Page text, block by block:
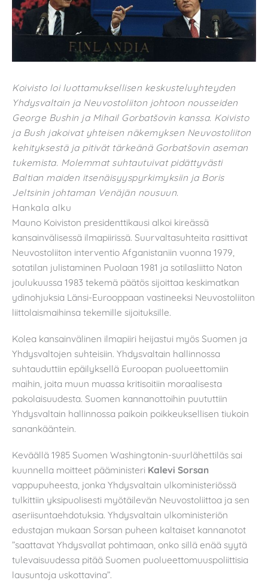
Koivisto loi luottamuksellisen keskusteluyhteyden
Yhdysvaltain ja Neuvostoliiton johtoon nousseiden
George Bushin ja Mihail Gorbatšovin kanssa. Koivisto
ja Bush jakoivat yhteisen näkemyksen Neuvostoliiton
kehityksestä ja pitivät tärkeänä Gorbatšovin aseman
tukemista. Molemmat suhtautuivat pidättyvästi
Baltian maiden itsenäisyyspyrkimyksiin ja Boris
Jeltsinin johtaman Venäjän nousuun.
Hankala alku
Mauno Koiviston presidenttikausi alkoi kireässä
kansainvälisessä ilmapiirissä. Suurvaltasuhteita rasittivat
Neuvostoliiton interventio Afganistaniin vuonna 1979,
sotatilan julistaminen Puolaan 1981 ja sotilasliitto Naton
joulukuussa 1983 tekemä päätös sijoittaa keskimatkan
ydinohjuksia Länsi-Eurooppaan vastineeksi Neuvostoliiton
liittolaismaihinsa tekemille sijoituksille.
Kolea kansainvälinen ilmapiiri heijastui myös Suomen ja
Yhdysvaltojen suhteisiin. Yhdysvaltain hallinnossa
suhtauduttiin epäilyksellä Euroopan puolueettomiin
maihin, joita muun muassa kritisoitiin moraalisesta
pakolaisuudesta. Suomen kannanottoihin puututtiin
Yhdysvaltain hallinnossa paikoin poikkeuksellisen tiukoin
sanankääntein.
Keväällä 1985 Suomen Washingtonin-suurlähettiläs sai
kuunnella moitteet pääministeri Kalevi Sorsan
vappupuheesta, jonka Yhdysvaltain ulkoministeriössä
tulkittiin yksipuolisesti myötäilevän Neuvostoliittoa ja sen
aseriisuntaehdotuksia. Yhdysvaltain ulkoministeriön
edustajan mukaan Sorsan puheen kaltaiset kannanotot
”saattavat Yhdysvallat pohtimaan, onko sillä enää syytä
tulevaisuudessa pitää Suomen puolueettomuuspoliittisia
lausuntoja uskottavina”.